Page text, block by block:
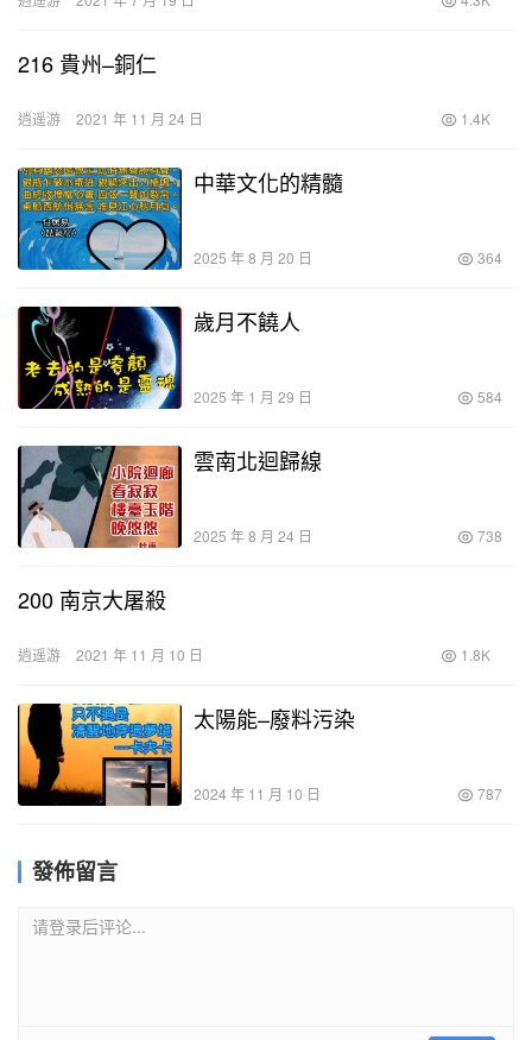
216 貴州–銅仁
逍遥游 2021 年 11 月 24 日 1.4K
中華文化的精髓
2025 年 8 月 20 日 364
歲月不饒人
2025 年 1 月 29 日 584
雲南北迴歸線
2025 年 8 月 24 日 738
200 南京大屠殺
逍遥游 2021 年 11 月 10 日 1.8K
太陽能–廢料污染
2024 年 11 月 10 日 787
發佈留言
请登录后评论...